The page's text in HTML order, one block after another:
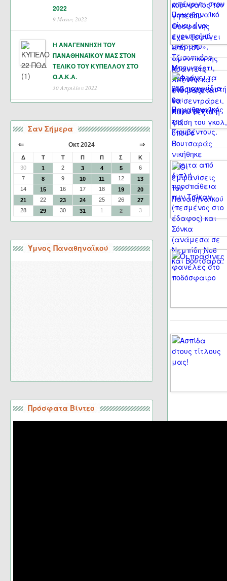
2022
9 Μάϊος 2022
Η ΑΝΑΓΕΝΝΗΣΗ ΤΟΥ
ΠΑΝΑΘΗΝΑΪΚΟΥ ΜΑΣ ΣΤΟΝ
ΤΕΛΙΚΟ ΤΟΥ ΚΥΠΕΛΛΟΥ ΣΤΟ
Ο.Α.Κ.Α.
30 Απριλίου 2022
Σαν Σήμερα
⇐ Οκτ 2024 ⇒
Δ Τ Τ Π Π Σ
Κ
30
1 2 3 4 5
6
7
8 9 10 11 12
13
14
15 16 17 18 19
20
21
22 23 24 25 26
27
28
29 30 31 1 2 3
Ύμνος Παναθηναϊκού
Πρόσφατα Βίντεο